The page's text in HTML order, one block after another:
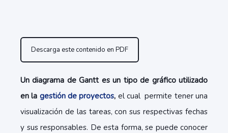
Descarga este contenido en PDF
Un diagrama de Gantt es un tipo de gráfico utilizado
en la gestión de proyectos, el cual permite tener una
visualización de las tareas, con sus respectivas fechas
y sus responsables. De esta forma, se puede conocer